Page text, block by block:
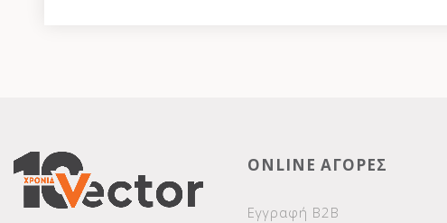
ONLINE ΑΓΟΡΕΣ
Εγγραφή Β2Β